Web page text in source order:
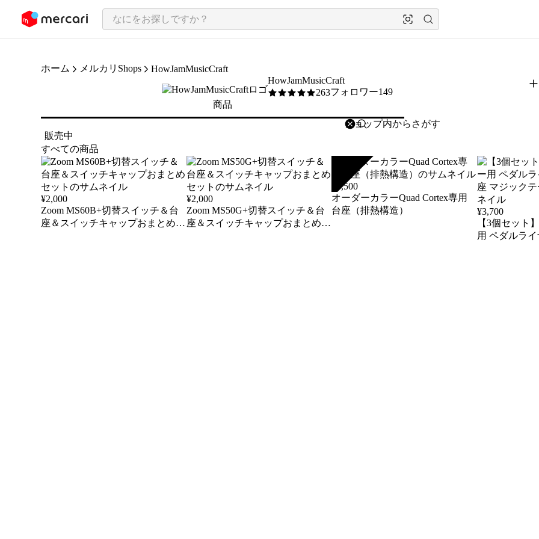
ツにスキップ
ホーム メルカリShops
HowJamMusicCraft
HowJamMusicCraft
5/5 263フォロワー149
商品
検索キーワードを入力
削除
検索
販売中
すべての商品
¥2,000
Zoom MS60B+切替スイッチ＆台
座＆スイッチキャップおまとめセ
¥2,000
Zoom MS50G+切替スイッチ＆台
座＆スイッチキャップおまとめセ
6,500
オーダーカラーQuad Cortex専用
台座（排熱構造）
¥3,700
【3個セット
用 ペダルラ